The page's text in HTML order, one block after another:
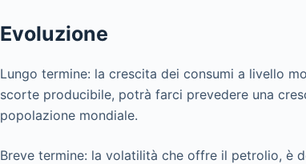
Evoluzione
Lungo termine: la crescita dei consumi a livello
scorte producibile, potrà farci prevedere una
popolazione mondiale.
Breve termine: la volatilità che offre il petrolio, è